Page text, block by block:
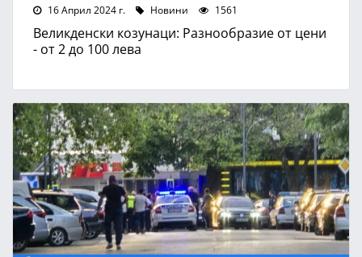
16 Април 2024 г. Новини 1561
Великденски козунаци: Разнообразие от цени
- от 2 до 100 лева